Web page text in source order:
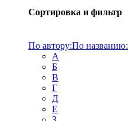
Сортировка и фильтр
По автору:По названию:
А
Б
В
Г
Д
Е